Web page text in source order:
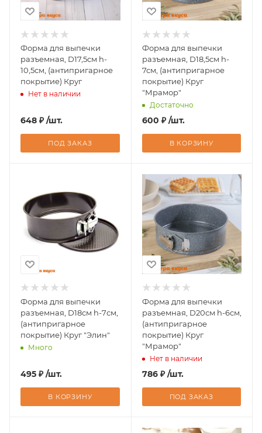
Форма для выпечки
разъемная, D17,5см h-
10,5см, (антипригарное
покрытие) Круг
Нет в наличии
648 ₽ /шт.
ПОД ЗАКАЗ
Форма для выпечки
разъемная, D18,5см h-
7см, (антипригарное
покрытие) Круг
"Мрамор"
Достаточно
600 ₽ /шт.
В КОРЗИНУ
Форма для выпечки
разъемная, D18см h-7см,
(антипригарное
покрытие) Круг "Элин"
Много
495 ₽ /шт.
В КОРЗИНУ
Форма для выпечки
разъемная, D20см h-6см,
(антипригарное
покрытие) Круг
"Мрамор"
Нет в наличии
786 ₽ /шт.
ПОД ЗАКАЗ